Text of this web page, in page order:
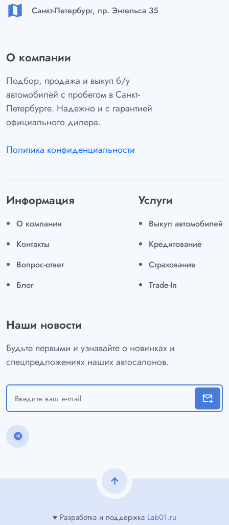
map Санкт-Петербург, пр. Энгельса 35
О компании
Подбор, продажа и выкуп б/у
автомобилей с пробегом в Санкт-
Петербурге. Надежно и с гарантией
официального дилера.
Политика конфиденциальности
Информация
О компании
Контакты
Вопрос-ответ
Блог
Услуги
Выкуп автомобилей
Кредитование
Страхование
Trade-In
Наши новости
Будьте первыми и узнавайте о новинках и
спецпредложениях наших автосалонов.
forward_to_inbox
arrow_upward
♥ Разработка и поддержка Lab01.ru